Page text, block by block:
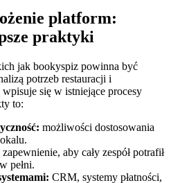
platform:
praktyki
jak bookyspiz powinna być
potrzeb restauracji i
się w istniejące procesy
to:
możliwości dostosowania
zapewnienie, aby cały zespół potrafił
pełni.
CRM, systemy płatności,